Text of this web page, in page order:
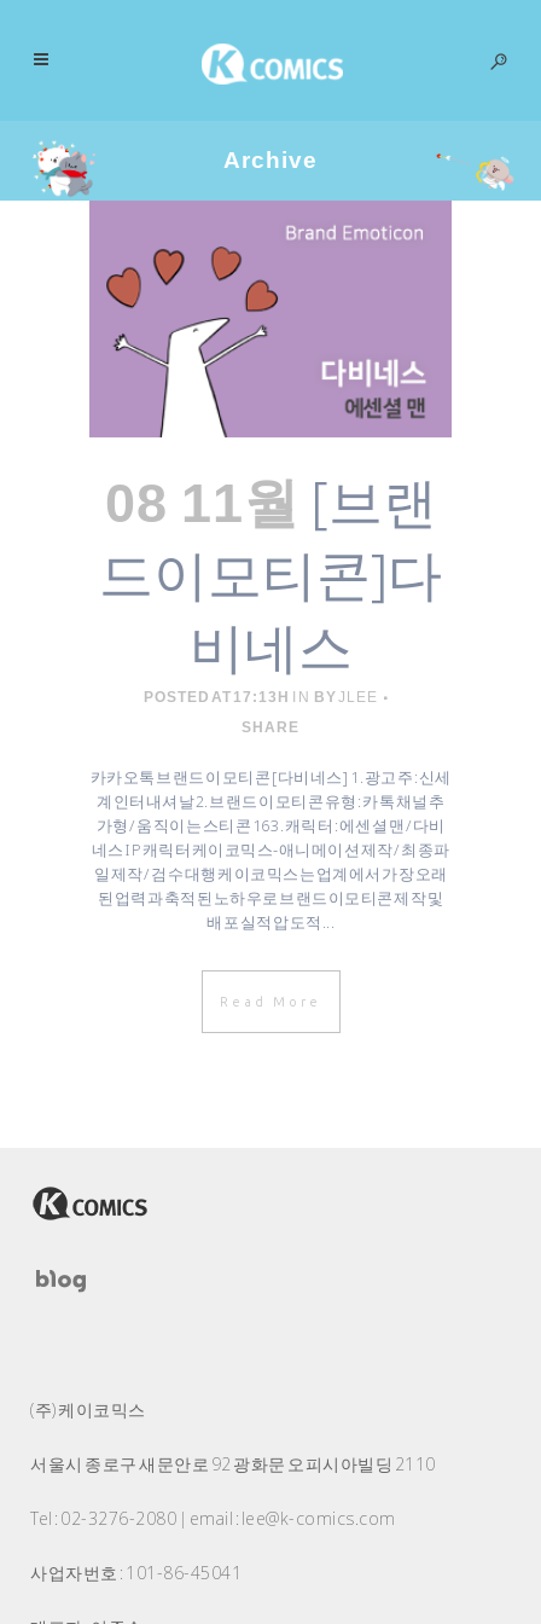
Archive
08 11월 [브랜
드이모티콘]다
비네스
POSTED AT 17:13H IN BYJLEE
SHARE
카카오톡 브랜드 이모티콘 [ 다비네스 ] 1. 광고주 : 신세
계인터내셔날 2. 브랜드 이모티콘 유형 : 카톡 채널추
가형 / 움직이는 스티콘 16 3. 캐릭터 : 에센셜 맨 / 다비
네스 IP 캐릭터 케이코믹스-애니메이션 제작 / 최종파
일 제작 / 검수 대행 케이코믹스는 업계에서 가장 오래
된 업력과 축적된 노하우로 브랜드이모티콘 제작 및
배포 실적 압도적...
Read More
(주) 케이코믹스
서울시 종로구 새문안로 92 광화문 오피시아빌딩 2110
Tel : 02-3276-2080 | email : lee@k-comics.com
사업자번호 : 101-86-45041